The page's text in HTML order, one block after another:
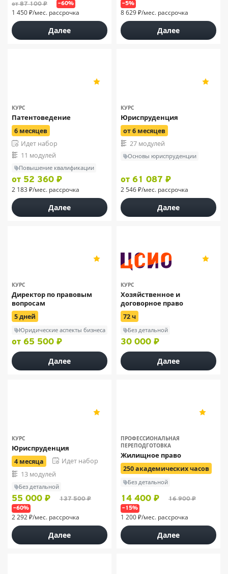
от 87 100 ₽ –60%
1 450 ₽/мес. рассрочка
Далее
–5%
8 629 ₽/мес. рассрочка
Далее
КУРС
Патентоведение
6 месяцев
Идет набор
11 модулей
Повышение квалификации
от 52 360 ₽
2 183 ₽/мес. рассрочка
Далее
КУРС
Юриспруденция
от 6 месяцев
27 модулей
Основы юриспруденции
от 61 087 ₽
2 546 ₽/мес. рассрочка
Далее
КУРС
Директор по правовым
вопросам
5 дней
Юридические аспекты бизнеса
от 65 500 ₽
Далее
КУРС
Хозяйственное и
договорное право
72 ч
Без детальной
30 000 ₽
Далее
КУРС
Юриспруденция
4 месяца
Идет набор
13 модулей
Без детальной
55 000 ₽ 137 500 ₽
–60%
2 292 ₽/мес. рассрочка
Далее
ПРОФЕССИОНАЛЬНАЯ
ПЕРЕПОДГОТОВКА
Жилищное право
250 академических часов
Без детальной
14 400 ₽ 16 900 ₽
–15%
1 200 ₽/мес. рассрочка
Далее